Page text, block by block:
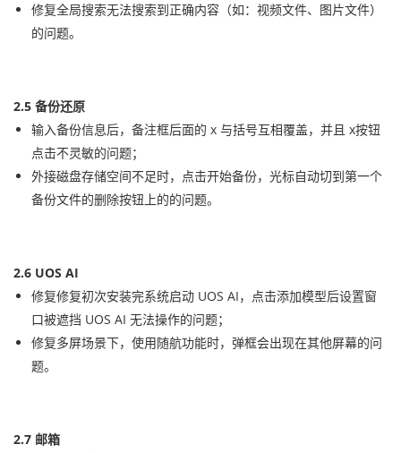
修复全局搜索无法搜索到正确内容（如：视频文件、图片文件）
的问题。
2.5 备份还原
输入备份信息后，备注框后面的 x 与括号互相覆盖，并且 x按钮
点击不灵敏的问题；
外接磁盘存储空间不足时，点击开始备份，光标自动切到第一个
备份文件的删除按钮上的的问题。
2.6 UOS AI
修复修复初次安装完系统启动 UOS AI，点击添加模型后设置窗
口被遮挡 UOS AI 无法操作的问题；
修复多屏场景下，使用随航功能时，弹框会出现在其他屏幕的问
题。
2.7 邮箱